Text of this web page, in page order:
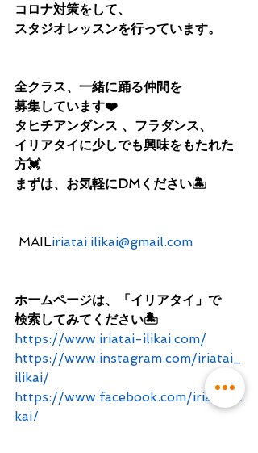
コロナ対策をして、
スタジオレッスンを行っています。
全クラス、一緒に踊る仲間を
募集しています❤️
タヒチアンダンス 、フラダンス、
イリアタイに少しでも興味をもたれた
方💓
まずは、お気軽にDMください🏝
MAILiriatai.ilikai@gmail.com
ホームページは、「イリアタイ」で
検索してみてください🏝
https://www.iriatai-ilikai.com/
https://www.instagram.com/iriatai_
ilikai/
https://www.facebook.com/iriatai.ili
kai/